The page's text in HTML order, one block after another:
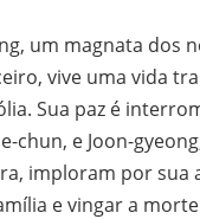
um magnata dos
vive uma vida
Sua paz é
chun, e Joon-
imploram por sua
e vingar a